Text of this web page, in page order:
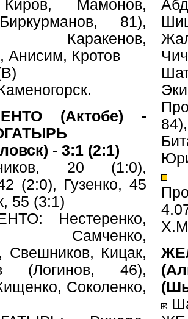
Мамонов,
81),
Каракенов,
Анисим, Кротов
(Актобе) -
- 3:1 (2:1)
20 (1:0),
(2:0), Гузенко, 45
55 (3:1)
Нестеренко,
Самченко,
Свешников, Кицак,
(Логинов, 46),
Соколенко,